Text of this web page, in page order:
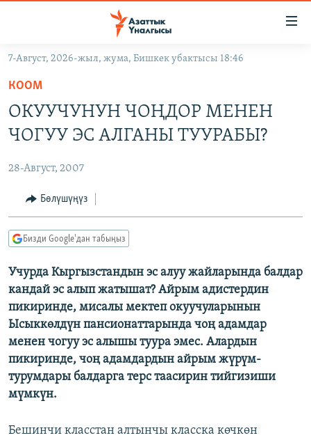
Навигацияга
өтүңүз
Издөөгө
салыңыз
ЭКОНОМИКА
МАДАНИЯТ
БОРБОР АЗИЯ
АТАЙЫН ИЛИКТӨӨ
ТВ ПРОГРАММАЛАР
ЭКСПЕРТТЕР ТАЛДАЙТ
БИЗ ЖАНА ДҮЙНӨ
ЭЖЕ-СИҢДИЛЕР
ЫҢГАЙСЫЗ СУРООЛОР
ӨЗГӨЧӨ ПИКИР
Русский
ОНЛАЙН ШЕРИНЕ
7-Август, 2026-жыл, жума, Бишкек убактысы 18:46
КООМ
ОКУУЧУНУН ЧОҢДОР МЕНЕН
ЧОГУУ ЭС АЛГАНЫ ТУУРАБЫ?
28-Август, 2007
Бөлүшүңүз
Бизди Google'дан табыңыз
Учурда Кыргызстандын эс алуу жайларында балдар
кандай эс алып жатышат? Айрым адистердин
пикиринде, мисалы мектеп окуучуларынын
Ысыккөлдүн пансионаттарында чоң адамдар
менен чогуу эс алышы туура эмес. Алардын
пикиринде, чоң адамдардын айрым жүрүм-
турумдары балдарга терс таасирин тийгизиши
мүмкүн.
Бешинчи класстан алтынчы класска көчкөн